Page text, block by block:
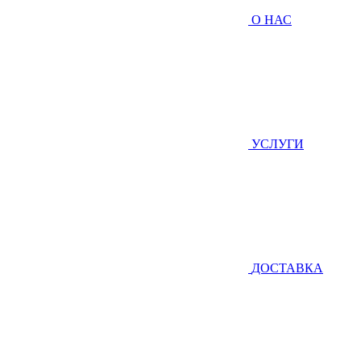
О НАС
УСЛУГИ
ДОСТАВКА